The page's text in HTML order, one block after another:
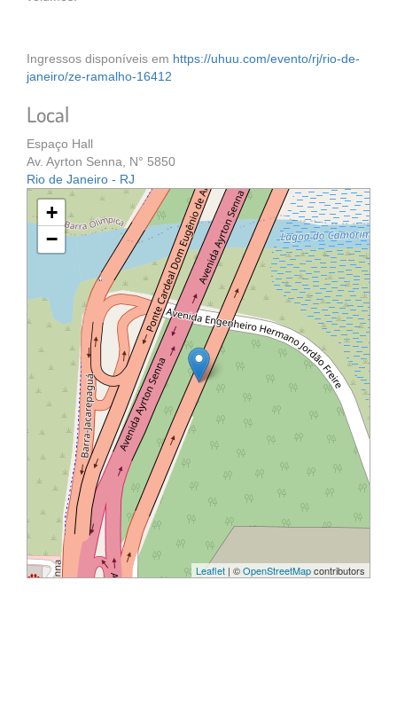
Ingressos disponíveis em https://uhuu.com/evento/rj/rio-de-
janeiro/ze-ramalho-16412
Local
Espaço Hall
Av. Ayrton Senna, N° 5850
Rio de Janeiro - RJ
+
−
Leaflet | ©OpenStreetMapcontributors